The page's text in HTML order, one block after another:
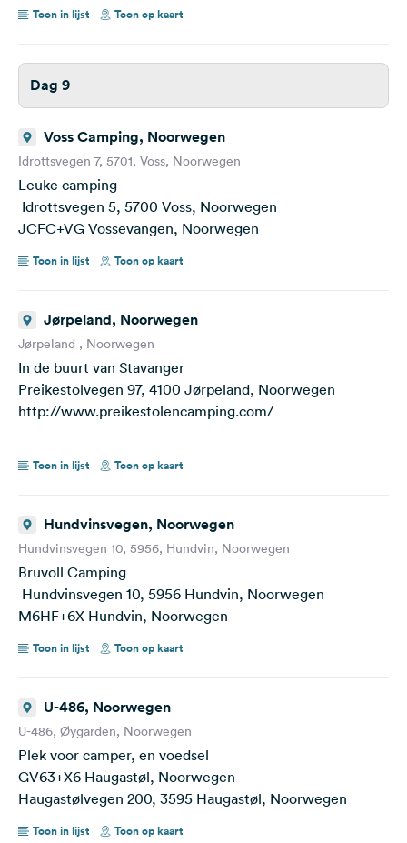
Toon in lijst
Toon op kaart
Dag 9
Voss Camping, Noorwegen
Idrottsvegen 7, 5701, Voss, Noorwegen
Leuke camping
Idrottsvegen 5, 5700 Voss, Noorwegen
JCFC+VG Vossevangen, Noorwegen
Toon in lijst Toon op kaart
Jørpeland, Noorwegen
Jørpeland , Noorwegen
In de buurt van Stavanger
Preikestolvegen 97, 4100 Jørpeland, Noorwegen
http://www.preikestolencamping.com/
Toon in lijst Toon op kaart
Hundvinsvegen, Noorwegen
Hundvinsvegen 10, 5956, Hundvin, Noorwegen
Bruvoll Camping
Hundvinsvegen 10, 5956 Hundvin, Noorwegen
M6HF+6X Hundvin, Noorwegen
Toon in lijst Toon op kaart
U-486, Noorwegen
U-486, Øygarden, Noorwegen
Plek voor camper, en voedsel
GV63+X6 Haugastøl, Noorwegen
Haugastølvegen 200, 3595 Haugastøl, Noorwegen
Toon in lijst Toon op kaart